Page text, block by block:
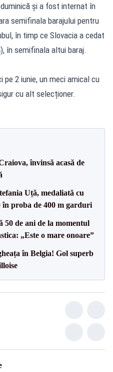
și a fost internat în
semifinala barajului pentru
în timp ce Slovacia a cedat
în semifinala altui baraj.
pe 2 iunie, un meci amical cu
cu alt selecționer.
învinsă acasă de
Uță, medaliată cu
proba de 400 m garduri
50 de ani de la momentul
„Este o mare onoare”
în Belgia! Gol superb